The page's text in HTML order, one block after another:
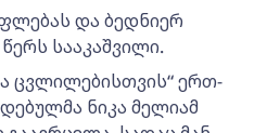
და ბედნიერ
სააკაშვილი.
ცვლილებისთვის“ ერთ-
ნიკა მელიამ